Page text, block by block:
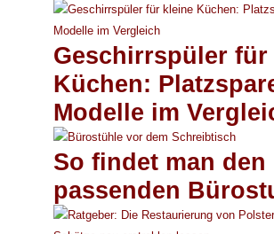
Geschirrspüler für
Küchen:
Modelle im
So findet man den
passenden